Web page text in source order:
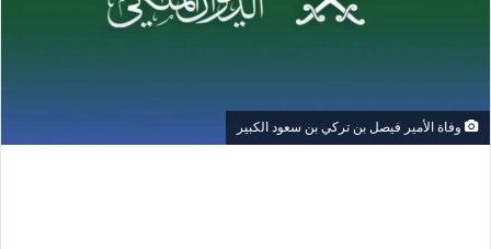
وفاة الأمير فيصل بن تركي بن سعود الكبير